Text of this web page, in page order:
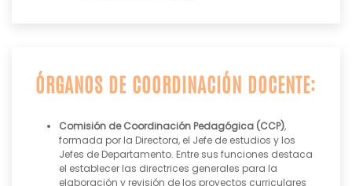
ÓRGANOS DE COORDINACIÓN DOCENTE:
Comisión de Coordinación Pedagógica (CCP),
formada por la Directora, el Jefe de estudios y los
Jefes de Departamento. Entre sus funciones destaca
el establecer las directrices generales para la
elaboración y revisión de los proyectos curriculares